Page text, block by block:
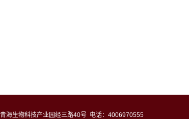
海生物科技产业园经三路40号 电话：4006970555